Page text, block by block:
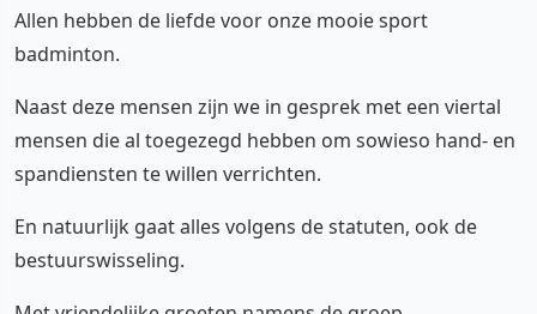
Allen hebben de liefde voor onze mooie sport
badminton.
Naast deze mensen zijn we in gesprek met een viertal
mensen die al toegezegd hebben om sowieso hand- en
spandiensten te willen verrichten.
En natuurlijk gaat alles volgens de statuten, ook de
bestuurswisseling.